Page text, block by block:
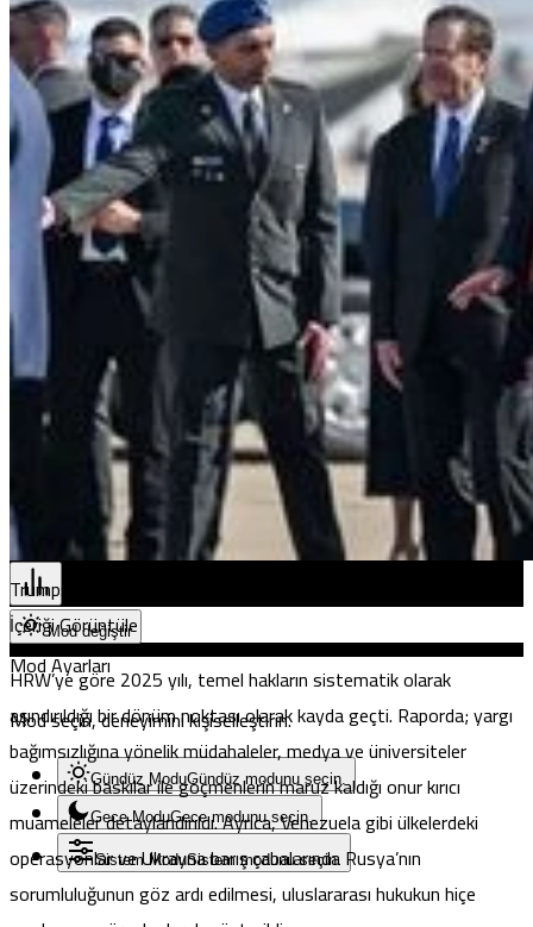
Batman
Şırnak
Bartın
Ardahan
Iğdır
Yalova
Karabük
Osmaniye
Düzce
Lefkoşa
Gazimağusa
Girne
İskele
Pristina
Mod değiştir
Mod Ayarları
Mod seçin, deneyimini kişiselleştirin.
Gündüz ModuGündüz modunu seçin.
Gece ModuGece modunu seçin.
Sistem ModuSistem modunu seçin.
Trump: Herzog Netanyahu’yu affetmeli yoksa onu rezil ederim
İçeriği Görüntüle
HRW’ye göre 2025 yılı, temel hakların sistematik olarak
aşındırıldığı bir dönüm noktası olarak kayda geçti. Raporda; yargı
bağımsızlığına yönelik müdahaleler, medya ve üniversiteler
üzerindeki baskılar ile göçmenlerin maruz kaldığı onur kırıcı
muameleler detaylandırıldı. Ayrıca, Venezuela gibi ülkelerdeki
operasyonlar ve Ukrayna barış çabalarında Rusya’nın
sorumluluğunun göz ardı edilmesi, uluslararası hukukun hiçe